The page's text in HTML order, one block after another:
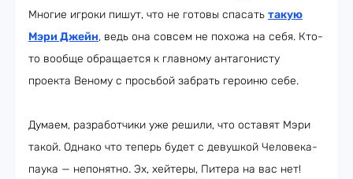
Многие игроки пишут, что не готовы спасать такую
Мэри Джейн, ведь она совсем не похожа на себя. Кто-
то вообще обращается к главному антагонисту
проекта Веному с просьбой забрать героиню себе.
Думаем, разработчики уже решили, что оставят Мэри
такой. Однако что теперь будет с девушкой Человека-
паука — непонятно. Эх, хейтеры, Питера на вас нет!